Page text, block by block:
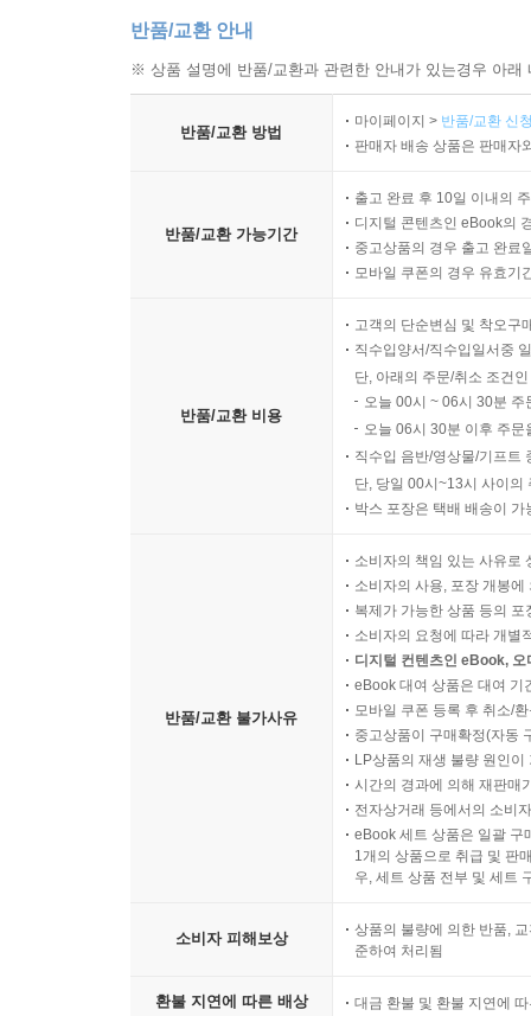
카노네로, 작곡가 알렉상드르 데스플라 등이
번뜩이는 지성을 갖춘 영롱한 보석 같은 이 작가는
웨스 앤더슨 감독은 아티스트들에게 영감을 주
작품. 막스 브라더스와 타란티노의 만남.” 그
레퍼런스를 하나로 묶은 이 아트북 『그랜드 부
날카롭고 예민한 머릿속을 찬찬히 구경할 수
케이크 맛이 궁금하다면 다음 레시피를 참고해볼
자 이제, 그랜드 부다페스트 호텔에 오신 것을 환영
책에 머무시는 동안 편안한 시간 되시길.
디자이너를 다시 창조적이게 만들어주는 책 -허핑
단 두 마디. 강렬하고 유쾌하다 -텔레그래프
웨스 앤더슨의 소우주를 여행하는 초대장 -뉴욕 타
눈을 뗄 수 없는 매력 그 자체 -인디펜던트
오직 그만이 만들 수 있는 유쾌함의 절정 -인디와이
반품/교환 안내
※ 상품 설명에 반품/교환과 관련한 안내가 있는경우 아
반품/교환 방법
마이페이지 > 반품/교환 신
판매자 배송 상품은 판매자
반품/교환 가능기간
출고 완료 후 10일 이내의
디지털 콘텐츠인 eBook의
중고상품의 경우 출고 완료
모바일 쿠폰의 경우 유효기
반품/교환 비용
고객의 단순변심 및 착오구
직수입양서/직수입일서중
단, 아래의 주문/취소 조건
오늘 00시 ~ 06시 30분
오늘 06시 30분 이후 주
직수입 음반/영상물/기프트
단, 당일 00시~13시 사이의
박스 포장은 택배 배송이
반품/교환 불가사유
소비자의 책임 있는 사유로
소비자의 사용, 포장 개봉
복제가 가능한 상품 등의
소비자의 요청에 따라 개별
디지털 컨텐츠인 eBook,
eBook 대여 상품은 대여 기
모바일 쿠폰 등록 후 취소/
중고상품이 구매확정(자동
LP상품의 재생 불량 원인
시간의 경과에 의해 재판매
전자상거래 등에서의 소비
eBook 세트 상품은 일괄 구
1개의 상품으로 취급 및 판
우, 세트 상품 전부 및 세트
소비자 피해보상
상품의 불량에 의한 반품,
준하여 처리됨
환불 지연에 따른 배상 대금 환불 및 환불 지연에